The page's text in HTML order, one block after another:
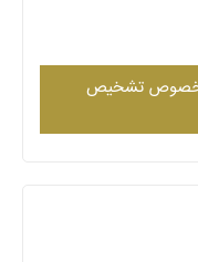
خصوص تشخیص